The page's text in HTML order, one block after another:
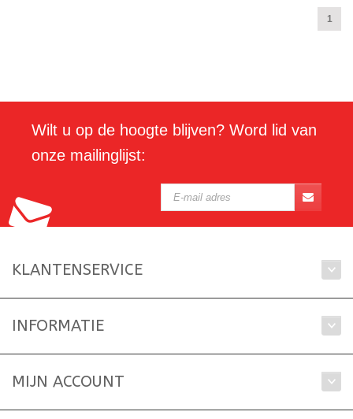
1
Wilt u op de hoogte blijven? Word lid van
onze mailinglijst:
KLANTENSERVICE
INFORMATIE
MIJN ACCOUNT